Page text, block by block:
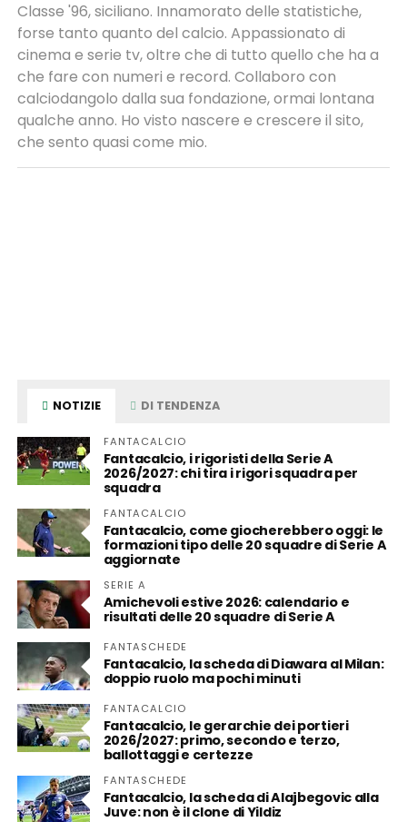
Classe '96, siciliano. Innamorato delle statistiche,
forse tanto quanto del calcio. Appassionato di
cinema e serie tv, oltre che di tutto quello che ha a
che fare con numeri e record. Collaboro con
calciodangolo dalla sua fondazione, ormai lontana
qualche anno. Ho visto nascere e crescere il sito,
che sento quasi come mio.
NOTIZIE DI TENDENZA
FANTACALCIO
Fantacalcio, i rigoristi della Serie A
2026/2027: chi tira i rigori squadra per
squadra
FANTACALCIO
Fantacalcio, come giocherebbero oggi: le
formazioni tipo delle 20 squadre di Serie A
aggiornate
SERIE A
Amichevoli estive 2026: calendario e
risultati delle 20 squadre di Serie A
FANTASCHEDE
Fantacalcio, la scheda di Diawara al Milan:
doppio ruolo ma pochi minuti
FANTACALCIO
Fantacalcio, le gerarchie dei portieri
2026/2027: primo, secondo e terzo,
ballottaggi e certezze
FANTASCHEDE
Fantacalcio, la scheda di Alajbegovic alla
Juve: non è il clone di Yildiz